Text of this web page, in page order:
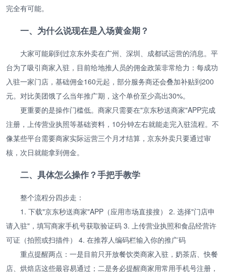
完全有可能。
一、为什么说现在是入场黄金期？
大家可能刷到过京东外卖在广州、深圳、成都试运营的消息。平
台为了吸引商家入驻，目前给地推人员的佣金政策非常给力：每成功
入驻一家门店，基础佣金160元起，部分服务商还会叠加补贴到200
元。对比美团饿了么当年推广期，这个单价至少高出30%。
更重要的是操作门槛低。商家只需要在"京东秒送商家"APP完成
注册，上传营业执照等基础资料，10分钟左右就能走完入驻流程。不
像某些平台需要商家实际运营三个月才结算，京东外卖只要通过审
核，次日就能拿到佣金。
二、具体怎么操作？手把手教学
整个流程分四步走：
1. 下载"京东秒送商家"APP（应用市场直接搜） 2. 选择"门店申
请入驻"，填写商家手机号获取验证码 3. 上传营业执照和食品经营许
可证（拍照或扫描件） 4. 在推荐人编码栏输入你的推广码
重点提醒两点：一是目前只开放餐饮类商家入驻，奶茶店、快餐
店、烘焙店这些最容易通过；二是务必提醒商家用常用手机号注册，